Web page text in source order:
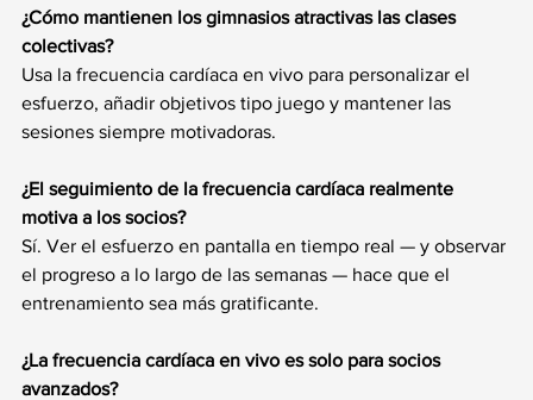
¿Cómo mantienen los gimnasios atractivas las clases
colectivas?
Usa la frecuencia cardíaca en vivo para personalizar el
esfuerzo, añadir objetivos tipo juego y mantener las
sesiones siempre motivadoras.
¿El seguimiento de la frecuencia cardíaca realmente
motiva a los socios?
Sí. Ver el esfuerzo en pantalla en tiempo real — y observar
el progreso a lo largo de las semanas — hace que el
entrenamiento sea más gratificante.
¿La frecuencia cardíaca en vivo es solo para socios
avanzados?